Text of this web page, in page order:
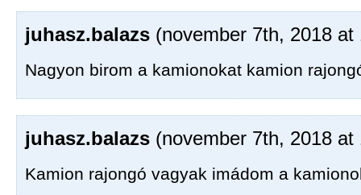
juhasz.balazs (november 7th, 2018 at
Nagyon birom a kamionokat kamion
juhasz.balazs (november 7th, 2018 at
Kamion rajongó vagyak imádom a